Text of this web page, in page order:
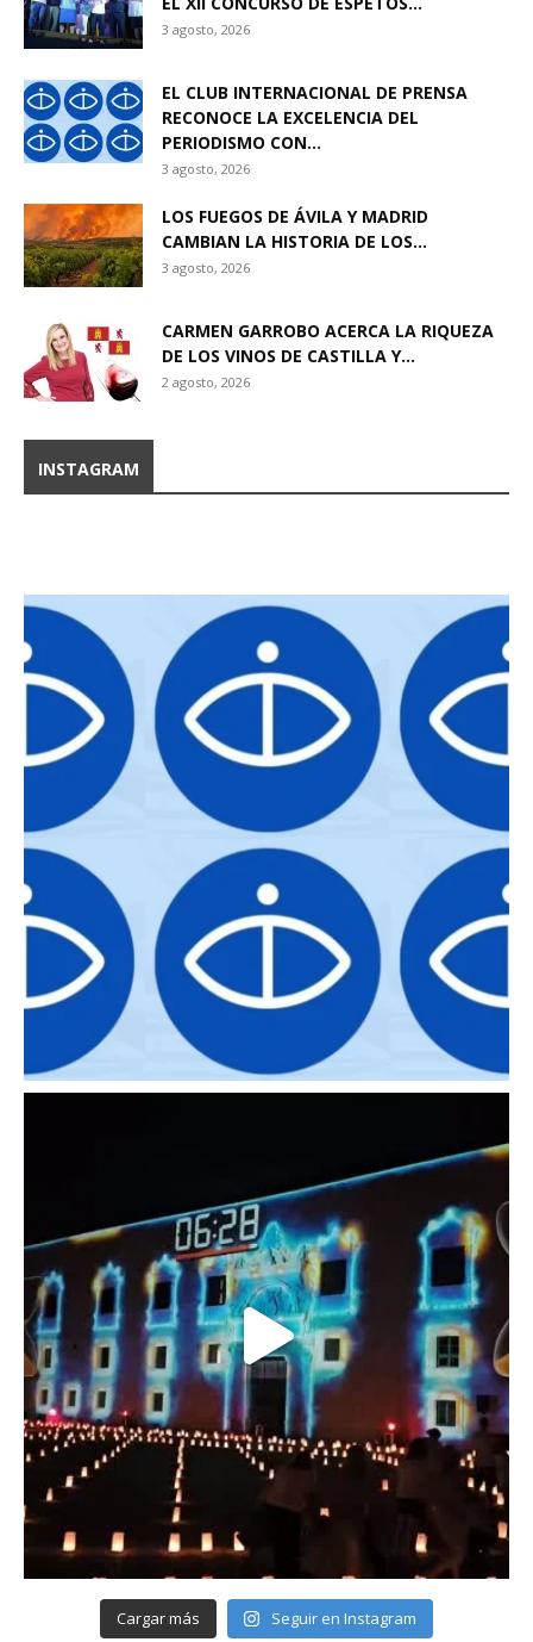
3 agosto, 2026
EL CLUB INTERNACIONAL DE PRENSA
RECONOCE LA EXCELENCIA DEL
PERIODISMO CON...
3 agosto, 2026
LOS FUEGOS DE ÁVILA Y MADRID
CAMBIAN LA HISTORIA DE LOS...
3 agosto, 2026
CARMEN GARROBO ACERCA LA RIQUEZA
DE LOS VINOS DE CASTILLA Y...
2 agosto, 2026
INSTAGRAM
Cargar más Seguir en Instagram